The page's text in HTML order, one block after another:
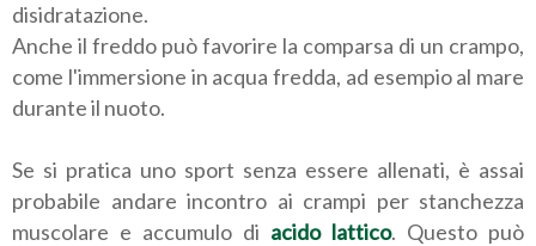
disidratazione.
Anche il freddo può favorire la comparsa di un crampo,
come l'immersione in acqua fredda, ad esempio al mare
durante il nuoto.
Se si pratica uno sport senza essere allenati, è assai
probabile andare incontro ai crampi per stanchezza
muscolare e accumulo di acido lattico. Questo può